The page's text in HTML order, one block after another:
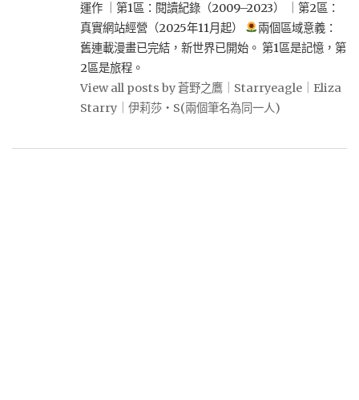
運作 ｜第1區：閱讀紀錄（2009–2023） ｜第2區：
真實網站經營（2025年11月起）
兩個區域意義：
舊連載漫畫已完結，新世界已開始。 第1區是記憶，第
2區是旅程。
View all posts by 蒼野之鷹｜Starryeagle｜Eliza
Starry｜伊莉莎・S(兩個筆名為同一人)